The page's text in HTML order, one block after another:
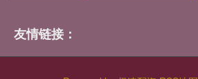
友情链接：